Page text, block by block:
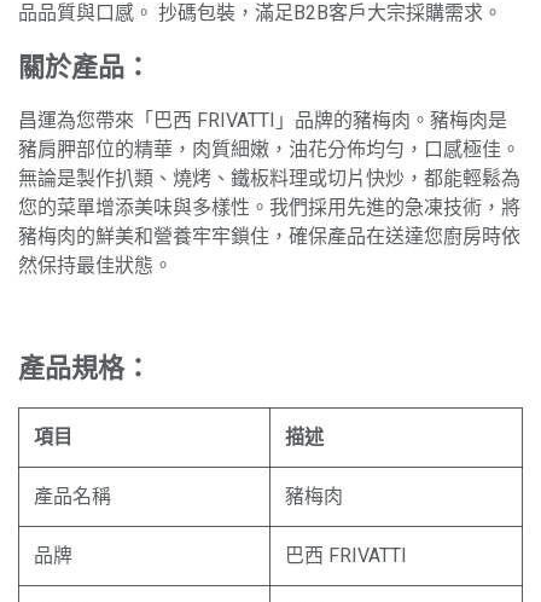
品品質與口感。 抄碼包裝，滿足B2B客戶大宗採購需求。
關於產品：
昌運為您帶來「巴西 FRIVATTI」品牌的豬梅肉。豬梅肉是
豬肩胛部位的精華，肉質細嫩，油花分佈均勻，口感極佳。
無論是製作扒類、燒烤、鐵板料理或切片快炒，都能輕鬆為
您的菜單增添美味與多樣性。我們採用先進的急凍技術，將
豬梅肉的鮮美和營養牢牢鎖住，確保產品在送達您廚房時依
然保持最佳狀態。
產品規格：
項目 描述
產品名稱 豬梅肉
品牌 巴西 FRIVATTI